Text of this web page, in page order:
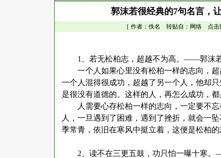
郭沫若很经典的7句名言，
［ 作者：佚名 转贴自：网络 点击
1
、若无松柏志，超越不为高。——郭沫
一个人如果心里没有松柏一样的志向，
一个人混得很成功，超越了另一个人，他却
是很没有道德的。这样的人，再怎么成功，
人需要心存松柏一样的志向，一定要不
人，一旦遇到了困难，遇到了挫折，就会一
季常青，依旧在寒风中挺立着，这便是松柏
2 、读不在三更五鼓，功只怕一曝十寒